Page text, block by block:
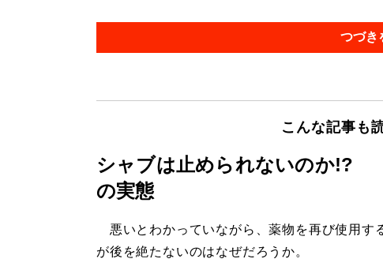
つづき
こんな記事も
シャブは止められないのか!?
の実態
悪いとわかっていながら、薬物を再び使用す
が後を絶たないのはなぜだろうか。